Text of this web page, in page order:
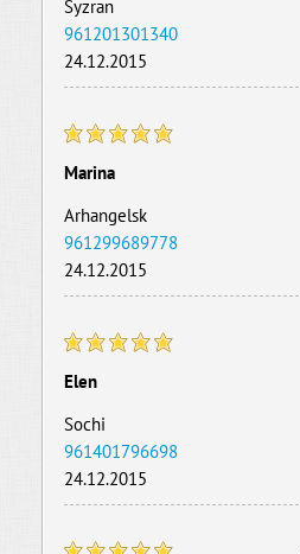
Syzran
961201301340
24.12.2015
Marina
Arhangelsk
961299689778
24.12.2015
Elen
Sochi
961401796698
24.12.2015